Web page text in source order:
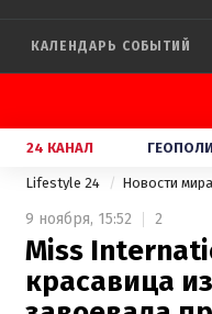
КАЛЕНДАРЬ СОБЫТИЙ
24 КАНАЛ
Lifestyle 24 Новости мира
9 ноября, 15:52 2
Miss
красавица